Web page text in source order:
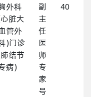
外科
脏大
管外
)门诊
结节
病)
副
主
任
医
师
专
家
号
40